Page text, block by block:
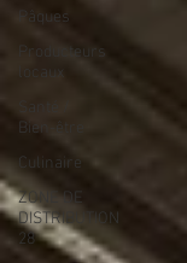
Pâques
Producteurs
locaux
Bien-être
Culinaire
ZONE DE
DISTRIBUTION
28